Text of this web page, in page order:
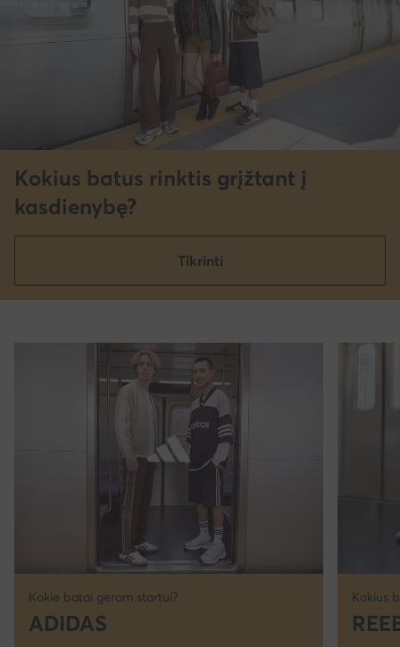
Kokius batus rinktis grįžtant į
kasdienybę?
Tikrinti
Kokie batai geram startui?
ADIDAS
Kokius